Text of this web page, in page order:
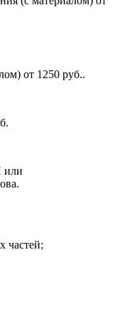
от 1250 руб..
или
частей;